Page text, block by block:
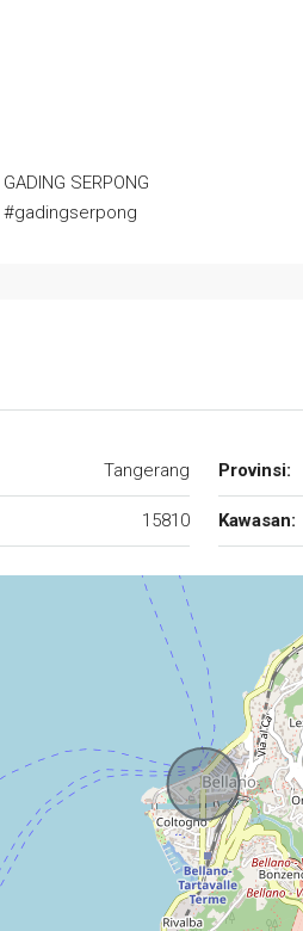
SERPONG
#gadingserpong
Tangerang Provinsi:
15810 Kawasan: